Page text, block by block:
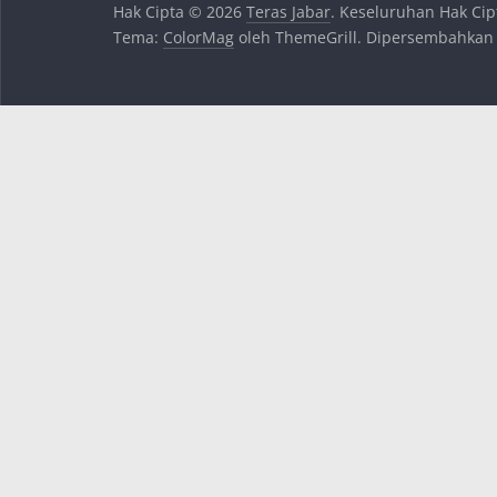
Hak Cipta © 2026 Teras Jabar. Keseluruhan Hak
Tema: ColorMag oleh ThemeGrill. Dipersembahkan